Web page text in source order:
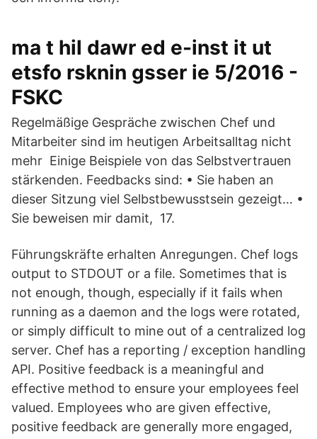
ma t hil dawr ed e-inst it ut
etsfo rsknin gsser ie 5/2016 -
FSKC
Regelmäßige Gespräche zwischen Chef und
Mitarbeiter sind im heutigen Arbeitsalltag nicht
mehr Einige Beispiele von das Selbstvertrauen
stärkenden. Feedbacks sind: • Sie haben an
dieser Sitzung viel Selbstbewusstsein gezeigt… •
Sie beweisen mir damit, 17.
Führungskräfte erhalten Anregungen. Chef logs
output to STDOUT or a file. Sometimes that is
not enough, though, especially if it fails when
running as a daemon and the logs were rotated,
or simply difficult to mine out of a centralized log
server. Chef has a reporting / exception handling
API. Positive feedback is a meaningful and
effective method to ensure your employees feel
valued. Employees who are given effective,
positive feedback are generally more engaged,